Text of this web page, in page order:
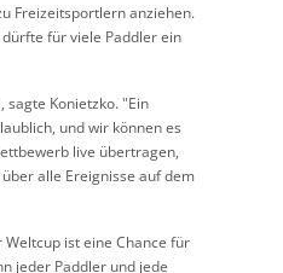
Freizeitsportlern anziehen.
für viele Paddler ein
sagte Konietzko. "Ein
und wir können es
live übertragen,
alle Ereignisse auf dem
ist eine Chance für
jeder Paddler und jede